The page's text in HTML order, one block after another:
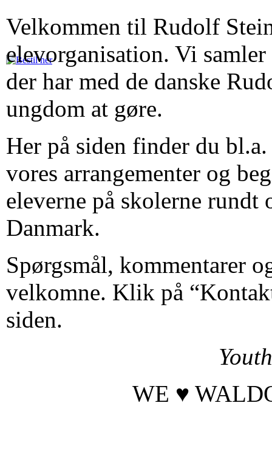
Velkommen til Rudolf
elevorganisation. Vi
der har med de danske
ungdom at gøre.
Her på siden finder du
vores arrangementer og
eleverne på skolerne rundt
Danmark.
Spørgsmål, kommentarer
velkomne. Klik på
siden.
WE ♥